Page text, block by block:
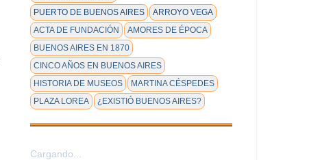
PUERTO DE BUENOS AIRES
ARROYO VEGA
ACTA DE FUNDACIÓN
AMORES DE ÉPOCA
BUENOS AIRES EN 1870
CINCO AÑOS EN BUENOS AIRES
HISTORIA DE MUSEOS
MARTINA CÉSPEDES
PLAZA LOREA
¿EXISTIÓ BUENOS AIRES?
Cargando...